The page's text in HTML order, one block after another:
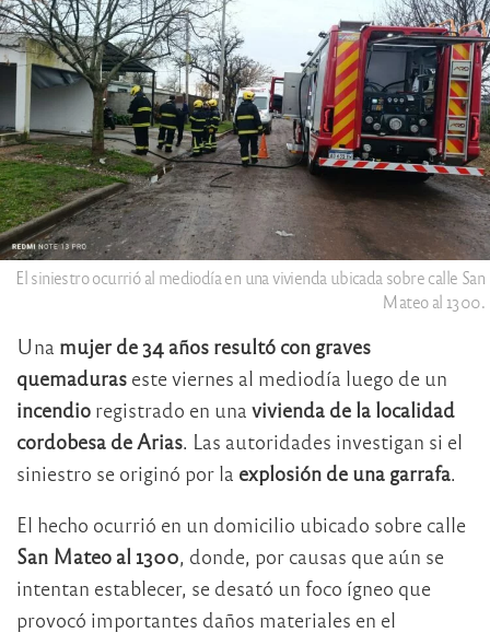
El siniestro ocurrió al mediodía en una vivienda ubicada sobre calle San
Mateo al 1300.
Una mujer de 34 años resultó con graves
quemaduras este viernes al mediodía luego de un
incendio registrado en una vivienda de la localidad
cordobesa de Arias. Las autoridades investigan si el
siniestro se originó por la explosión de una garrafa.
El hecho ocurrió en un domicilio ubicado sobre calle
San Mateo al 1300, donde, por causas que aún se
intentan establecer, se desató un foco ígneo que
provocó importantes daños materiales en el